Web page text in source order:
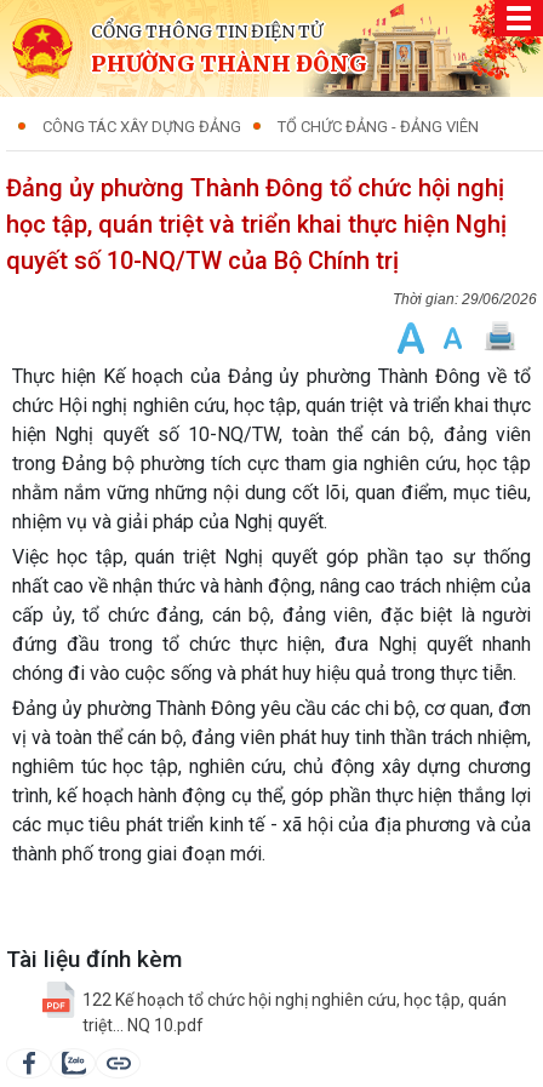
CỔNG THÔNG TIN ĐIỆN TỬ
PHƯỜNG THÀNH ĐÔNG
CÔNG TÁC XÂY DỰNG ĐẢNG TỔ CHỨC ĐẢNG - ĐẢNG VIÊN
Đảng ủy phường Thành Đông tổ chức hội nghị
học tập, quán triệt và triển khai thực hiện Nghị
quyết số 10-NQ/TW của Bộ Chính trị
29/06/2026
Thực hiện Kế hoạch của Đảng ủy phường Thành Đông về tổ
chức Hội nghị nghiên cứu, học tập, quán triệt và triển khai thực
hiện Nghị quyết số 10-NQ/TW, toàn thể cán bộ, đảng viên
trong Đảng bộ phường tích cực tham gia nghiên cứu, học tập
nhằm nắm vững những nội dung cốt lõi, quan điểm, mục tiêu,
nhiệm vụ và giải pháp của Nghị quyết.
Việc học tập, quán triệt Nghị quyết góp phần tạo sự thống
nhất cao về nhận thức và hành động, nâng cao trách nhiệm của
cấp ủy, tổ chức đảng, cán bộ, đảng viên, đặc biệt là người
đứng đầu trong tổ chức thực hiện, đưa Nghị quyết nhanh
chóng đi vào cuộc sống và phát huy hiệu quả trong thực tiễn.
Đảng ủy phường Thành Đông yêu cầu các chi bộ, cơ quan, đơn
vị và toàn thể cán bộ, đảng viên phát huy tinh thần trách nhiệm,
nghiêm túc học tập, nghiên cứu, chủ động xây dựng chương
trình, kế hoạch hành động cụ thể, góp phần thực hiện thắng lợi
các mục tiêu phát triển kinh tế - xã hội của địa phương và của
thành phố trong giai đoạn mới.
Tài liệu đính kèm
122 Kế hoạch tổ chức hội nghị nghiên cứu, học tập, quán
triệt... NQ 10.pdf